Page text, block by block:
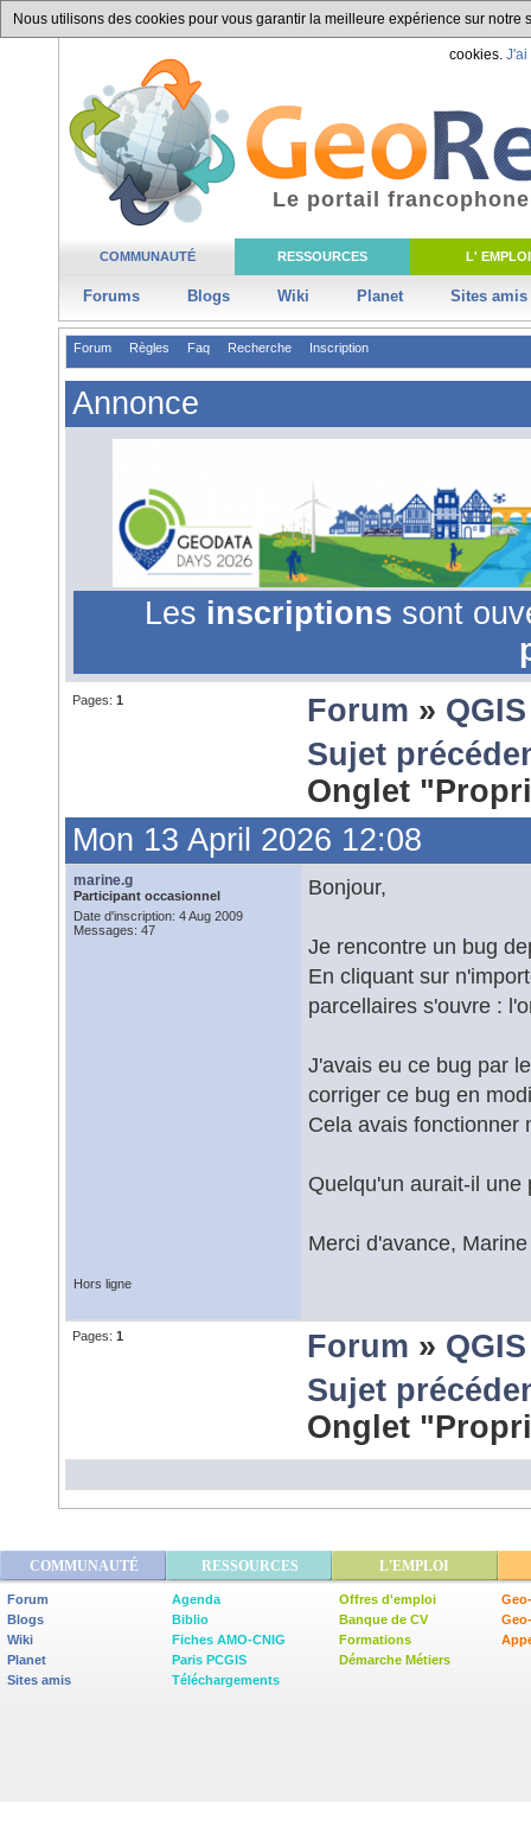
Nous utilisons des cookies pour vous garantir la meilleure expérience sur
cookies. J'ai
COMMUNAUTÉ RESSOURCES L' EMPLOI
Forums Blogs Wiki Planet Sites amis
Le portail
Forum Règles Faq Recherche Inscription
Annonce
Les inscriptions sont
Pages: 1 Forum » QGIS
Sujet
Onglet
Mon 13 April 2026 12:08
marine.g
Participant occasionnel
Date d'inscription: 4 Aug 2009
Messages: 47
Bonjour,
Je rencontre un bug
En cliquant sur
parcellaires s'ouvre :
J'avais eu ce bug par
corriger ce bug en
Cela avais fonctionner
Quelqu'un aurait-il une
Merci d'avance, Marine
Hors ligne
Pages: 1 Forum » QGIS
Sujet
Onglet
COMMUNAUTÉ RESSOURCES L'EMPLOI
Forum
Blogs
Wiki
Planet
Sites amis
Agenda
Biblio
Fiches AMO-CNIG
Paris PCGIS
Téléchargements
Offres d'emploi
Banque de CV
Formations
Démarche Métiers